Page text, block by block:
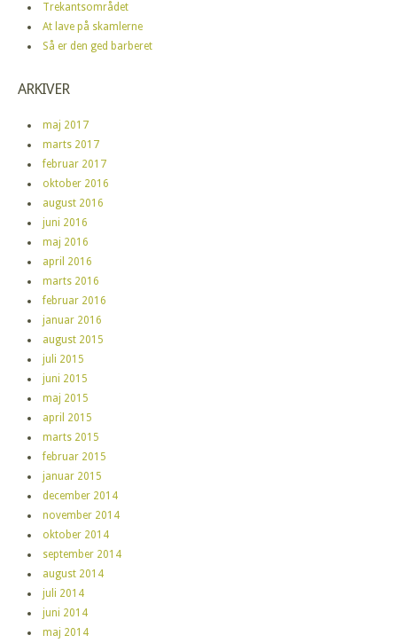
Trekantsområdet
At lave på skamlerne
Så er den ged barberet
ARKIVER
maj 2017
marts 2017
februar 2017
oktober 2016
august 2016
juni 2016
maj 2016
april 2016
marts 2016
februar 2016
januar 2016
august 2015
juli 2015
juni 2015
maj 2015
april 2015
marts 2015
februar 2015
januar 2015
december 2014
november 2014
oktober 2014
september 2014
august 2014
juli 2014
juni 2014
maj 2014